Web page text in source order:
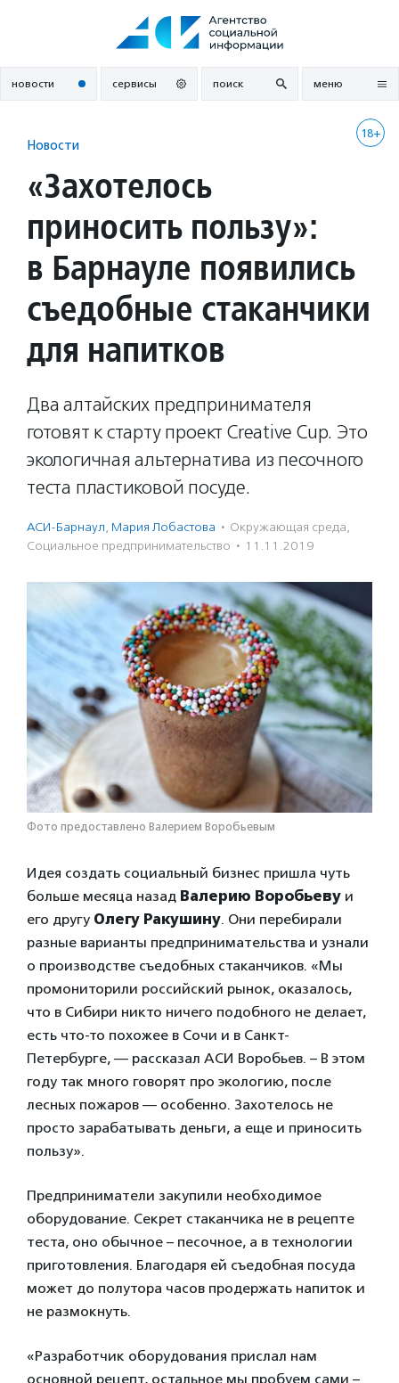
новости сервисы поиск меню
18+
Новости
«Захотелось
приносить пользу»:
в Барнауле появились
съедобные стаканчики
для напитков
Два алтайских предпринимателя
готовят к старту проект Creative Cup. Это
экологичная альтернатива из песочного
теста пластиковой посуде.
АСИ-Барнаул, Мария Лобастова · Окружающая среда,
Социальное предпри­нима­тель­ство · 11.11.2019
Фото предоставлено Валерием Воробьевым
Идея создать социальный бизнес пришла чуть
больше месяца назад Валерию Воробьеву и
его другу Олегу Ракушину. Они перебирали
разные варианты предпринимательства и узнали
о производстве съедобных стаканчиков. «Мы
промониторили российский рынок, оказалось,
что в Сибири никто ничего подобного не делает,
есть что-то похожее в Сочи и в Санкт-
Петербурге, — рассказал АСИ Воробьев. – В этом
году так много говорят про экологию, после
лесных пожаров — особенно. Захотелось не
просто зарабатывать деньги, а еще и приносить
пользу».
Предприниматели закупили необходимое
оборудование. Секрет стаканчика не в рецепте
теста, оно обычное – песочное, а в технологии
приготовления. Благодаря ей съедобная посуда
может до полутора часов продержать напиток и
не размокнуть.
«Разработчик оборудования прислал нам
основной рецепт, остальное мы пробуем сами –